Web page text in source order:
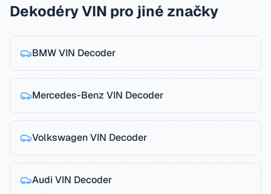
Dekodéry VIN pro jiné značky
BMWVIN Decoder
Mercedes-Benz VIN Decoder
VolkswagenVIN Decoder
Audi VIN Decoder